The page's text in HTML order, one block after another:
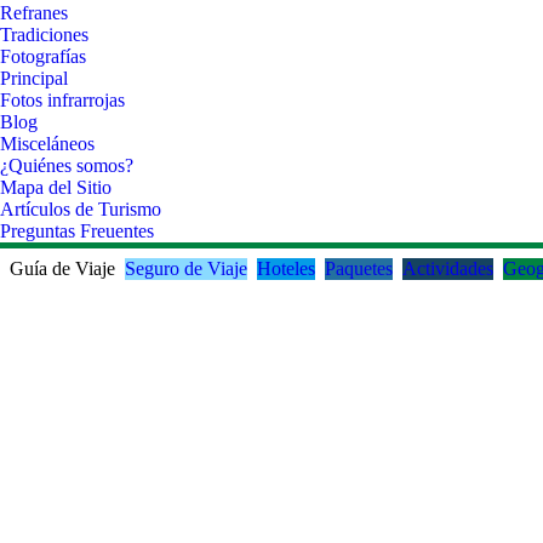
Refranes
Tradiciones
Fotografías
Principal
Fotos infrarrojas
Blog
Misceláneos
¿Quiénes somos?
Mapa del Sitio
Artículos de Turismo
Preguntas Freuentes
Guía de Viaje Seguro de Viaje Hoteles Paquetes Actividades